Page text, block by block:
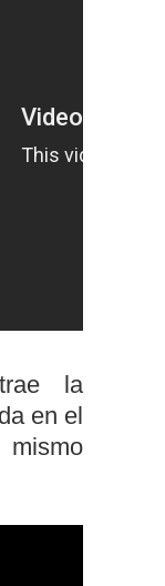
la
en el